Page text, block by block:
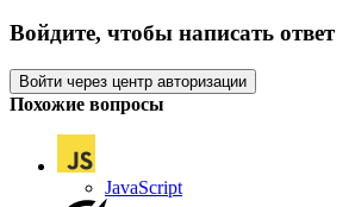
Войдите, чтобы написать ответ
Войти через центр авторизации
Похожие вопросы
JavaScript